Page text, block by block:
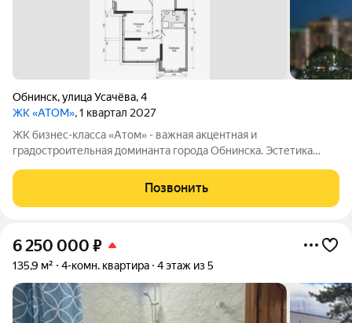
Обнинск,улица Усачёва,4
ЖК «АТОМ», 1 квартал 2027
ЖК бизнес-класса «Атом» - важная акцентная и
градостроительная доминанта города Обнинска. Эстетика
стилобата с лёгкой геометричностью вертикальной высотной
части. Лёгкость высотной части
Позвонить
6 250 000 ₽
135,9 м² 4-комн. квартира 4 этаж из 5